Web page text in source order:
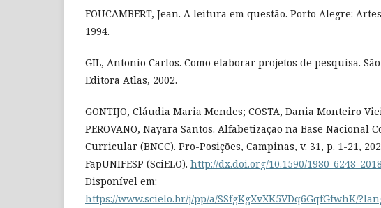
FOUCAMBERT, Jean. A leitura em questão. Porto Alegre:
1994.
GIL, Antonio Carlos. Como elaborar projetos de pesquisa.
Editora Atlas, 2002.
GONTIJO, Cláudia Maria Mendes; COSTA, Dania Monteiro
PEROVANO, Nayara Santos. Alfabetização na Base Nacional
Curricular (BNCC). Pro-Posições, Campinas, v. 31, p. 1-21,
FapUNIFESP (SciELO). http://dx.doi.org/10.1590/1980-6248-
Disponível em:
https://www.scielo.br/j/pp/a/SSfgKgXvXK5VDq6GqfGfwhK/